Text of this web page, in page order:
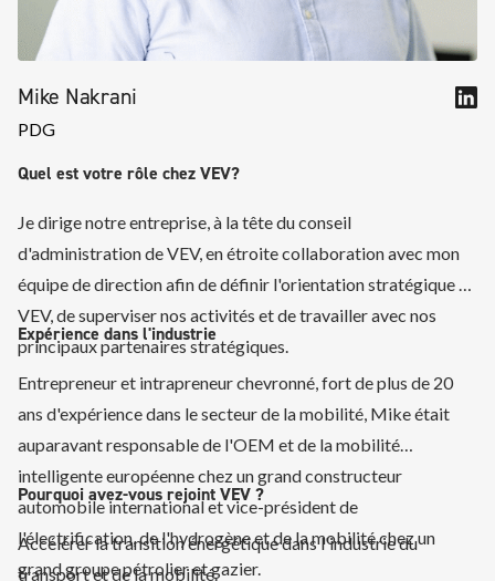
Mike Nakrani
PDG
Quel est votre rôle chez VEV?
Je dirige notre entreprise, à la tête du conseil
d'administration de VEV, en étroite collaboration avec mon
équipe de direction afin de définir l'orientation stratégique de
VEV, de superviser nos activités et de travailler avec nos
principaux partenaires stratégiques.
Expérience dans l'industrie
Entrepreneur et intrapreneur chevronné, fort de plus de 20
ans d'expérience dans le secteur de la mobilité, Mike était
auparavant responsable de l'OEM et de la mobilité
intelligente européenne chez un grand constructeur
automobile international et vice-président de
l'électrification, de l'hydrogène et de la mobilité chez un
grand groupe pétrolier et gazier.
Pourquoi avez-vous rejoint VEV ?
Accélérer la transition énergétique dans l'industrie du
transport et de la mobilité.